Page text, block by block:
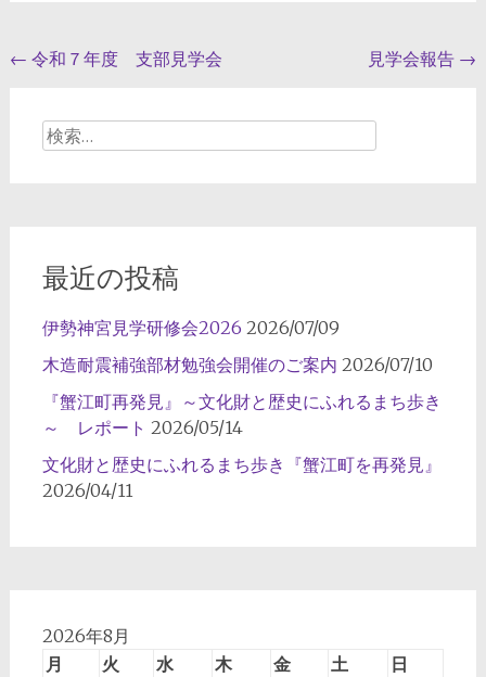
投
← 令和７年度 支部見学会 見学会報告 →
検
最近の投稿
伊勢神宮見学研修会2026 2026/07/09
木造耐震補強部材勉強会開催のご案内 2026/07/10
『蟹江町再発見』～文化財と歴史にふれるまち歩き
～ レポート 2026/05/14
文化財と歴史にふれるまち歩き『蟹江町を再発見』
2026/04/11
2026年8月
月
火 水 木 金 土
日